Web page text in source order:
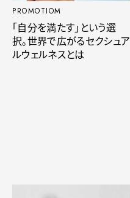
PROMOTIOM
「自分を満たす」という選
択。世界で広がるセクシュア
ルウェルネスとは